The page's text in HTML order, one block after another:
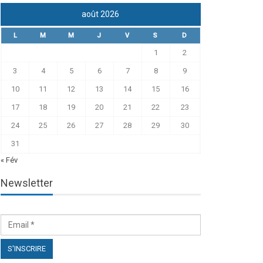
août 2026
L M M J V S D
1 2
3 4 5 6 7 8 9
10 11 12 13 14 15 16
17 18 19 20 21 22 23
24 25 26 27 28 29 30
31
« Fév
Newsletter